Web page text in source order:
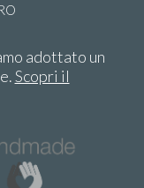
adottato un
Scopri il